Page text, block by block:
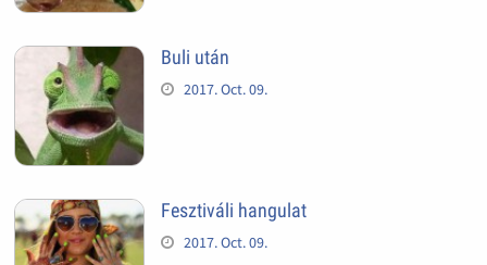
Buli után
2017. Oct. 09.
Fesztiváli hangulat
2017. Oct. 09.